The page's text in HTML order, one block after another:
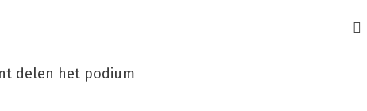
delen het podium